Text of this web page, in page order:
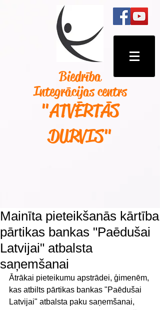
Biedrība
Integrācijas centrs
"ATVĒRTĀS
DURVIS"
Mainīta pieteikšanās kārtība
pārtikas bankas "Paēdušai
Latvijai" atbalsta
saņemšanai
Ātrākai pieteikumu apstrādei, ģimenēm,
kas atbilts pārtikas bankas "Paēdušai
Latvijai" atbalsta paku saņemšanai,